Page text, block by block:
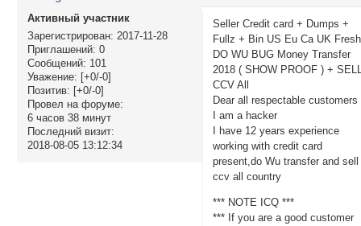
Активный участник
Зарегистрирован: 2017-11-28
Приглашений: 0
Сообщений: 101
Уважение: [+0/-0]
Позитив: [+0/-0]
Провел на форуме:
6 часов 38 минут
Последний визит:
2018-08-05 13:12:34
Seller Credit card + Dumps +
Fullz + Bin US Eu Ca UK
DO WU BUG Money Transfer
2018 ( SHOW PROOF ) +
CCV All
Dear all respectable customers
I am a hacker
I have 12 years experience
working with credit card
present,do Wu transfer and sell
ccv all country
*** NOTE ICQ ***
*** If you are a good customer